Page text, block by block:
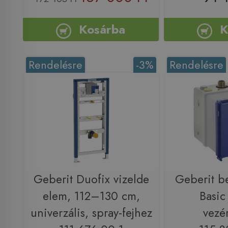
Kosárba
-3%
Rendelésre
Geberit Duofix vizelde
elem, 112–130 cm,
univerzális, spray-fejhez
Rendelésre
Geberit